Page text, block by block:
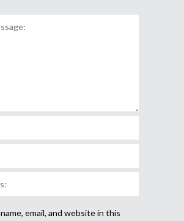
email, and website in this